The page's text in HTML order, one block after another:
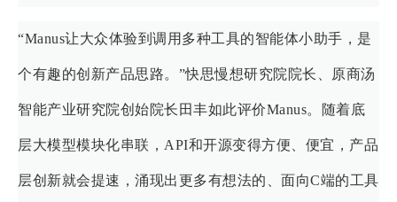
“Manus让大众体验到调用多种工具的智能体小助手，是
个有趣的创新产品思路。”快思慢想研究院院长、原商汤
智能产业研究院创始院长田丰如此评价Manus。随着底
层大模型模块化串联，API和开源变得方便、便宜，产品
层创新就会提速，涌现出更多有想法的、面向C端的工具